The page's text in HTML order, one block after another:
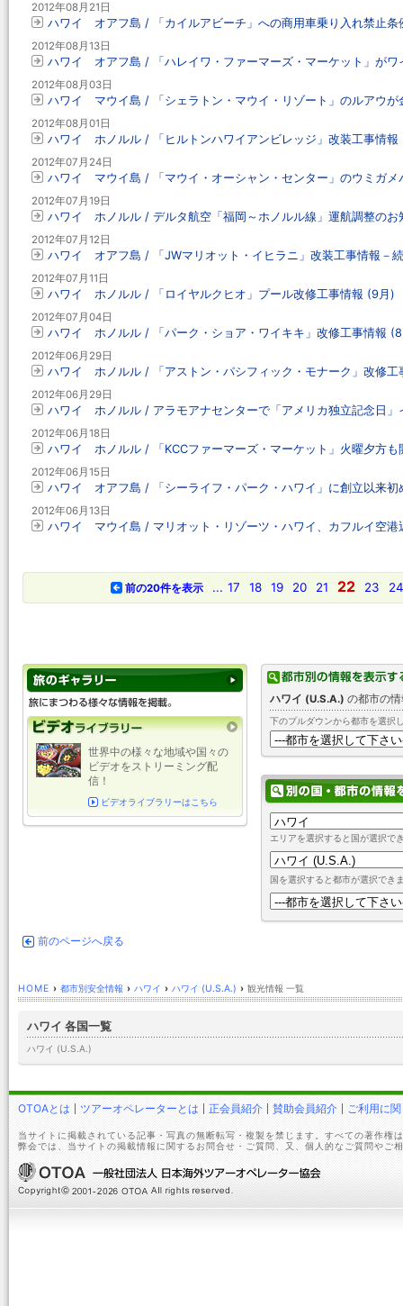
2012年08月21日
ハワイ オアフ島 / 「カイルアビーチ」への商用車乗り入れ禁止条
2012年08月13日
ハワイ オアフ島 / 「ハレイワ・ファーマーズ・マーケット」がワ
2012年08月03日
ハワイ マウイ島 / 「シェラトン・マウイ・リゾート」のルアウが
2012年08月01日
ハワイ ホノルル / 「ヒルトンハワイアンビレッジ」改装工事情報
2012年07月24日
ハワイ マウイ島 / 「マウイ・オーシャン・センター」のウミガメ
2012年07月19日
ハワイ ホノルル / デルタ航空「福岡～ホノルル線」運航調整のお
2012年07月12日
ハワイ オアフ島 / 「JWマリオット・イヒラニ」改装工事情報－
2012年07月11日
ハワイ ホノルル / 「ロイヤルクヒオ」プール改修工事情報 (9月)
2012年07月04日
ハワイ ホノルル / 「パーク・ショア・ワイキキ」改修工事情報
2012年06月29日
ハワイ ホノルル / 「アストン・パシフィック・モナーク」改修工
2012年06月29日
ハワイ ホノルル / アラモアナセンターで「アメリカ独立記念日」
2012年06月18日
ハワイ ホノルル / 「KCCファーマーズ・マーケット」火曜夕方も
2012年06月15日
ハワイ オアフ島 / 「シーライフ・パーク・ハワイ」に創立以来初
2012年06月13日
ハワイ マウイ島 / マリオット・リゾーツ・ハワイ、カフルイ空港
前の20件を表示 ... 17 18 19 20 21 22 23 24
ハワイ (U.S.A.) の都市の
下のプルダウンから都市を選択
エリアを選択すると国が選択で
国を選択すると都市が選択でき
世界中の様々な地域や国々の
ビデオをストリーミング配
信！
ビデオライブラリーはこちら
前のページへ戻る
HOME › 都市別安全情報 › ハワイ › ハワイ (U.S.A.) › 観光情報 一覧
ハワイ 各国一覧
ハワイ (U.S.A.)
OTOAとは ツアーオペレーターとは 正会員紹介 賛助会員紹介 ご利用に
当サイトに掲載されている記事・写真の無断転写・複製を禁じます。すべての著作権
弊会では、当サイトの掲載情報に関するお問合せ・ご質問、又、個人的なご質問やご